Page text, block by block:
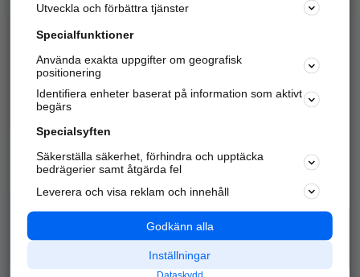
Marknadsför företaget
Kom igång och annonsera mot
samarbetspartners nära dig.
Alla kategorier
Populära sökningar
API & Kartor
Annonsera
Integritet
Nödnummer
Utveckla och förbättra tjänster
Specialfunktioner
Använda exakta uppgifter om geografisk
positionering
Identifiera enheter baserat på information som aktivt
begärs
Specialsyften
Säkerställa säkerhet, förhindra och upptäcka
bedrägerier samt åtgärda fel
Leverera och visa reklam och innehåll
Godkänn alla
Inställningar
Dataskydd